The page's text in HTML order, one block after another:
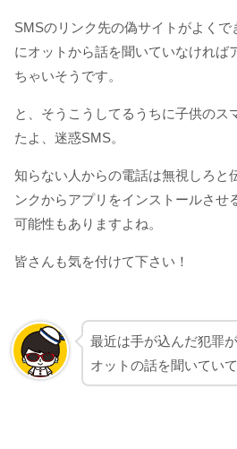
SMSのリンク先の偽サイトがよく
にオットから話を聞いていなければ
ちゃいそうです。
と、そうこうしてるうちに子供のス
たよ、迷惑SMS。
知らない人からの電話は無視しろと
ンクからアプリをインストールさせ
可能性もありますよね。
皆さんも気を付けて下さい！
最近は手が込んだ犯罪
オットの話を聞いてい